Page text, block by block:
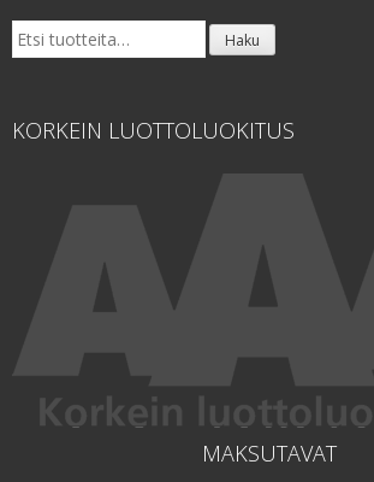
Etsi: Haku
KORKEIN LUOTTOLUOKITUS
MAKSUTAVAT